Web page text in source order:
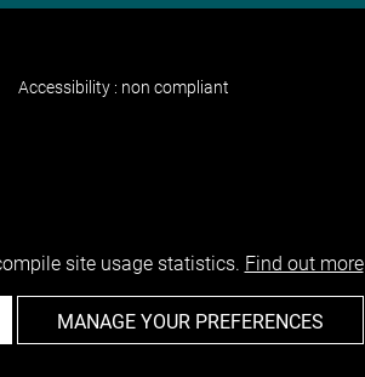
Accessibility : non compliant
site usage statistics. Find out more
MANAGE YOUR PREFERENCES